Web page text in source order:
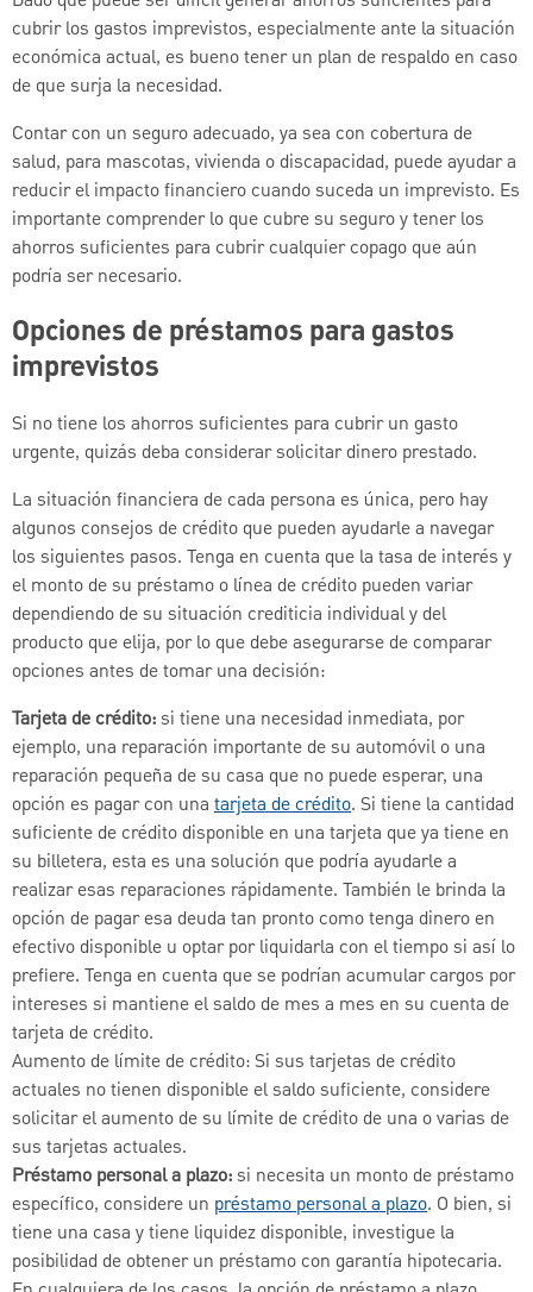
cubrir los gastos imprevistos, especialmente ante la situación
económica actual, es bueno tener un plan de respaldo en caso
de que surja la necesidad.
Contar con un seguro adecuado, ya sea con cobertura de
salud, para mascotas, vivienda o discapacidad, puede ayudar a
reducir el impacto financiero cuando suceda un imprevisto. Es
importante comprender lo que cubre su seguro y tener los
ahorros suficientes para cubrir cualquier copago que aún
podría ser necesario.
Opciones de préstamos para gastos
imprevistos
Si no tiene los ahorros suficientes para cubrir un gasto
urgente, quizás deba considerar solicitar dinero prestado.
La situación financiera de cada persona es única, pero hay
algunos consejos de crédito que pueden ayudarle a navegar
los siguientes pasos. Tenga en cuenta que la tasa de interés y
el monto de su préstamo o línea de crédito pueden variar
dependiendo de su situación crediticia individual y del
producto que elija, por lo que debe asegurarse de comparar
opciones antes de tomar una decisión:
Tarjeta de crédito:si tiene una necesidad inmediata, por
ejemplo, una reparación importante de su automóvil o una
reparación pequeña de su casa que no puede esperar, una
opción es pagar con una tarjeta de crédito. Si tiene la cantidad
suficiente de crédito disponible en una tarjeta que ya tiene en
su billetera, esta es una solución que podría ayudarle a
realizar esas reparaciones rápidamente. También le brinda la
opción de pagar esa deuda tan pronto como tenga dinero en
efectivo disponible u optar por liquidarla con el tiempo si así lo
prefiere. Tenga en cuenta que se podrían acumular cargos por
intereses si mantiene el saldo de mes a mes en su cuenta de
tarjeta de crédito.
Aumento de límite de crédito: Si sus tarjetas de crédito
actuales no tienen disponible el saldo suficiente, considere
solicitar el aumento de su límite de crédito de una o varias de
sus tarjetas actuales.
Préstamo personal a plazo:si necesita un monto de préstamo
específico, considere un préstamo personal a plazo. O bien, si
tiene una casa y tiene liquidez disponible, investigue la
posibilidad de obtener un préstamo con garantía hipotecaria.